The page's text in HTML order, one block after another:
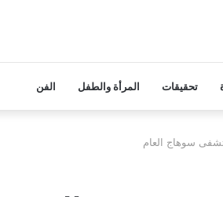
تحقيقات المرأة والطفل الفن
سوهاج العام